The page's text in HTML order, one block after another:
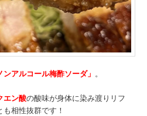
ンアルコール梅酢ソーダ」 。
エン酸の酸味が身体に染み渡りリフ
相性抜群です！